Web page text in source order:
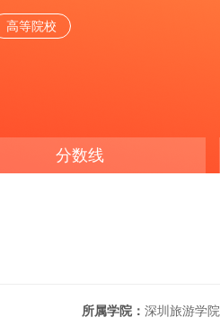
高等院校
分数线
所属学院： 深圳旅游学院